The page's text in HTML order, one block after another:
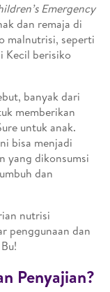
Emergency
dan remaja di
malnutrisi, seperti
Kecil berisiko
banyak dari
memberikan
untuk anak.
bisa menjadi
yang dikonsumsi
dan
nutrisi
penggunaan dan
Penyajian?